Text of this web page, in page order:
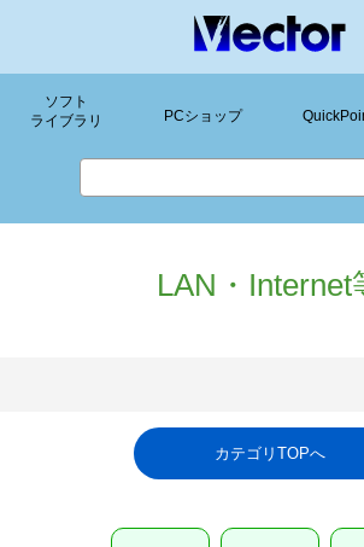
ソフト
ライブラリ
PCショップ
LAN・Internet
カテゴリTOPへ